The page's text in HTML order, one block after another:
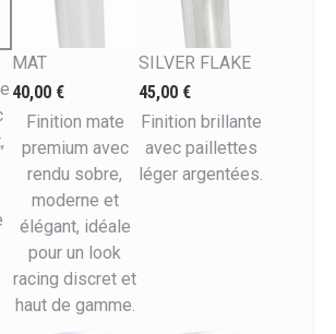
MAT
40,00 €
Finition mate
premium avec
rendu sobre,
moderne et
élégant, idéale
pour un look
racing discret et
haut de gamme.
SILVER FLAKE
45,00 €
Finition brillante
avec paillettes
léger argentées.